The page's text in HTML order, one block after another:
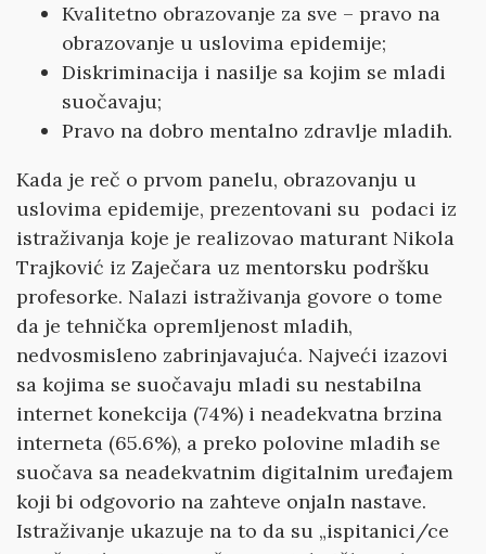
Kvalitetno obrazovanje za sve – pravo na
obrazovanje u uslovima epidemije;
Diskriminacija i nasilje sa kojim se mladi
suočavaju;
Pravo na dobro mentalno zdravlje mladih.
Kada je reč o prvom panelu, obrazovanju u
uslovima epidemije, prezentovani su podaci iz
istraživanja koje je realizovao maturant Nikola
Trajković iz Zaječara uz mentorsku podršku
profesorke. Nalazi istraživanja govore o tome
da je tehnička opremljenost mladih,
nedvosmisleno zabrinjavajuća. Najveći izazovi
sa kojima se suočavaju mladi su nestabilna
internet konekcija (74%) i neadekvatna brzina
interneta (65.6%), a preko polovine mladih se
suočava sa neadekvatnim digitalnim uređajem
koji bi odgovorio na zahteve onjaln nastave.
Istraživanje ukazuje na to da su „ispitanici/ce